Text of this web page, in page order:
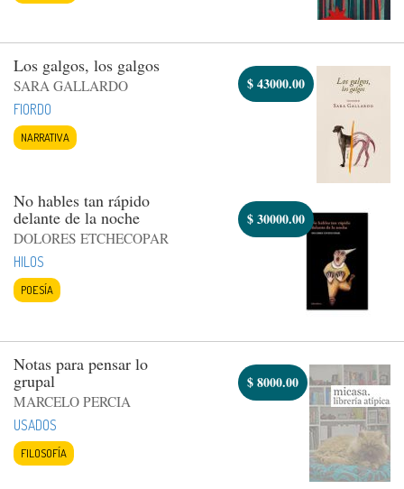
Los galgos, los galgos
SARA GALLARDO
FIORDO
NARRATIVA
$43000.00
No hables tan rápido
delante de la noche
DOLORES ETCHECOPAR
HILOS
POESÍA
$30000.00
Notas para pensar lo
grupal
MARCELO PERCIA
USADOS
FILOSOFÍA
$8000.00